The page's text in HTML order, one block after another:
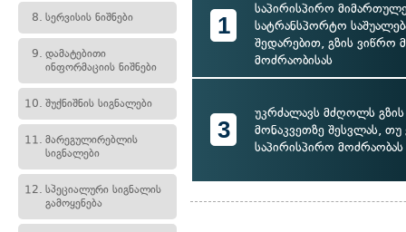
8. სერვისის ნიშნები
9. დამატებითი
ინფორმაციის ნიშნები
10. შუქნიშნის სიგნალები
11. მარეგულირებლის
სიგნალები
12. სპეციალური სიგნალის
გამოყენება
1
საპირისპირო
სატრანსპორტო
შედარებით, გზის ვიწრო
მოძრაობისას
3
უკრძალავს მძღოლს
მონაკვეთზე შესვლას, თუ
საპირისპირო მოძრაობას